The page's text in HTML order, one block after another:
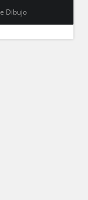
Dibujo